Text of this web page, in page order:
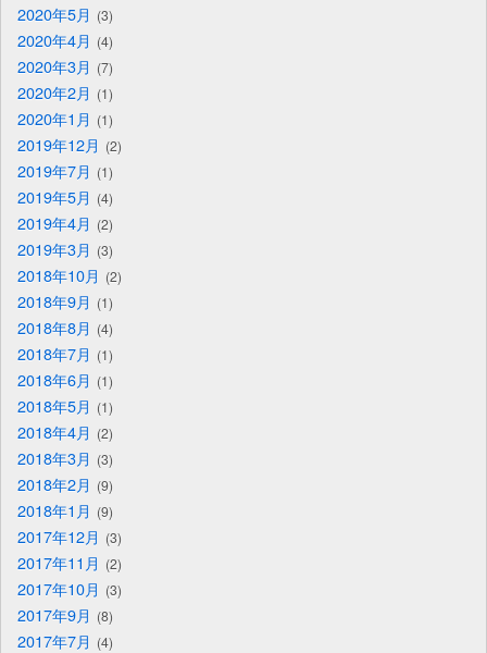
2020年5月 3
2020年4月 4
2020年3月 7
2020年2月 1
2020年1月 1
2019年12月 2
2019年7月 1
2019年5月 4
2019年4月 2
2019年3月 3
2018年10月 2
2018年9月 1
2018年8月 4
2018年7月 1
2018年6月 1
2018年5月 1
2018年4月 2
2018年3月 3
2018年2月 9
2018年1月 9
2017年12月 3
2017年11月 2
2017年10月 3
2017年9月 8
2017年7月 4